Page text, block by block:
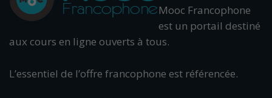
Mooc Francophone
est un portail destiné
aux cours en ligne ouverts à tous.
L’essentiel de l’offre francophone est référencée.